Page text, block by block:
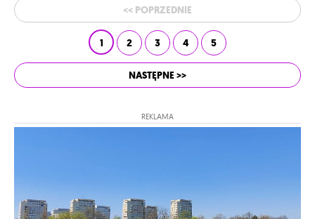
<< POPRZEDNIE
1 2 3 4 5
NASTĘPNE >>
REKLAMA